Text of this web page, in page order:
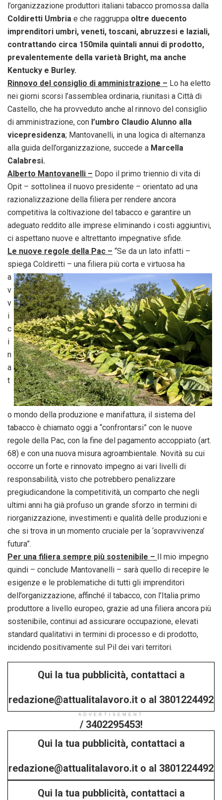
l’organizzazione produttori italiani tabacco promossa dalla
Coldiretti Umbria e che raggruppa oltre duecento
imprenditori umbri, veneti, toscani, abruzzesi e laziali,
contrattando circa 150mila quintali annui di prodotto,
prevalentemente della varietà Bright, ma anche
Kentucky e Burley.
Rinnovo del consiglio di amministrazione – Lo ha eletto
nei giorni scorsi l’assemblea ordinaria, riunitasi a Città di
Castello, che ha provveduto anche al rinnovo del consiglio
di amministrazione, con l’umbro Claudio Alunno alla
vicepresidenza; Mantovanelli, in una logica di alternanza
alla guida dell’organizzazione, succede a Marcella
Calabresi.
Alberto Mantovanelli – Dopo il primo triennio di vita di
Opit – sottolinea il nuovo presidente – orientato ad una
razionalizzazione della filiera per rendere ancora
competitiva la coltivazione del tabacco e garantire un
adeguato reddito alle imprese eliminando i costi aggiuntivi,
ci aspettano nuove e altrettanto impegnative sfide.
Le nuove regole della Pac – “Se da un lato infatti –
spiega Coldiretti – una filiera più corta e virtuosa ha
a
v
v
i
c
i
n
a
t
o mondo della produzione e manifattura, il sistema del
tabacco è chiamato oggi a “confrontarsi” con le nuove
regole della Pac, con la fine del pagamento accoppiato (art.
68) e con una nuova misura agroambientale. Novità su cui
occorre un forte e rinnovato impegno ai vari livelli di
responsabilità, visto che potrebbero penalizzare
pregiudicandone la competitività, un comparto che negli
ultimi anni ha già profuso un grande sforzo in termini di
riorganizzazione, investimenti e qualità delle produzioni e
che si trova in un momento cruciale per la ‘sopravvivenza’
futura”.
Per una filiera sempre più sostenibile –
Il mio impegno
quindi – conclude Mantovanelli – sarà quello di recepire le
esigenze e le problematiche di tutti gli imprenditori
dell’organizzazione, affinché il tabacco, con l’Italia primo
produttore a livello europeo, grazie ad una filiera ancora più
sostenibile, continui ad assicurare occupazione, elevati
standard qualitativi in termini di processo e di prodotto,
incidendo positivamente sul Pil dei vari territori.
Qui la tua pubblicità, contattaci a
redazione@attualitalavoro.it o al 3801224492
/ 3402295453!
ADVERTISEMENT
Qui la tua pubblicità, contattaci a
redazione@attualitalavoro.it o al 3801224492
/ 3402295453!
Qui la tua pubblicità, contattaci a